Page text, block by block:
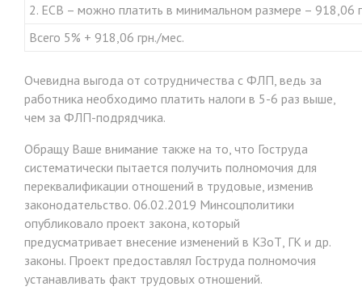
2. ЕСВ – можно платить в минимальном размере – 918,06
Всего 5% + 918,06 грн./мес.
Очевидна выгода от сотрудничества с ФЛП, ведь за
работника необходимо платить налоги в 5-6 раз выше,
чем за ФЛП-подрядчика.
Обращу Ваше внимание также на то, что Гоструда
систематически пытается получить полномочия для
переквалификации отношений в трудовые, изменив
законодательство. 06.02.2019 Минсоцполитики
опубликовало проект закона, который
предусматривает внесение изменений в КЗоТ, ГК и др.
законы. Проект предоставлял Гоструда полномочия
устанавливать факт трудовых отношений.